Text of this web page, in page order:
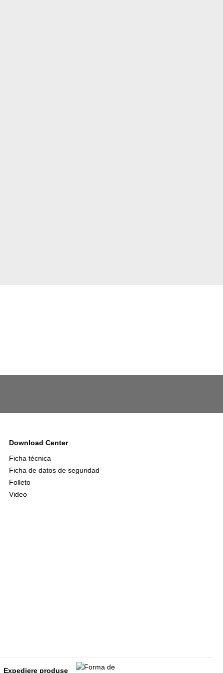
Download Center
Ficha técnica
Ficha de datos de seguridad
Folleto
Video
Expediere produse